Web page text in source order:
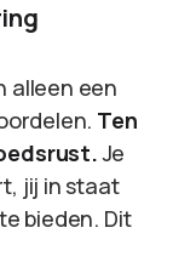
alleen een
Ten
Je
jij in staat
bieden. Dit